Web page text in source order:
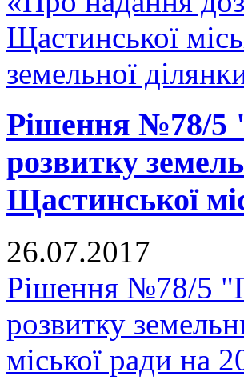
Щастинської
земельної
Рішення №78/5
розвитку
Щастинської
26.07.2017
Рішення №78/5
розвитку
міської ради на